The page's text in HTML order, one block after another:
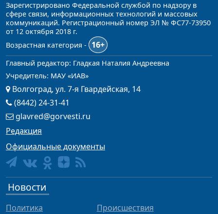
Зарегистрировано Федеральной службой по надзору в
сфере связи, информационных технологий и массовых
коммуникаций. Регистрационный номер ЭЛ № ФС77-73950
от 12 октября 2018 г.
Возрастная категория -
16+
Главный редактор: Гладкая Наталия Андреевна
Учредитель: МАУ «ИАВ»
Волгоград, ул. 7-я Гвардейская, 14
(8442) 24-31-41
glavred@gorvesti.ru
Редакция
Официальные документы
Новости
Политика
Происшествия